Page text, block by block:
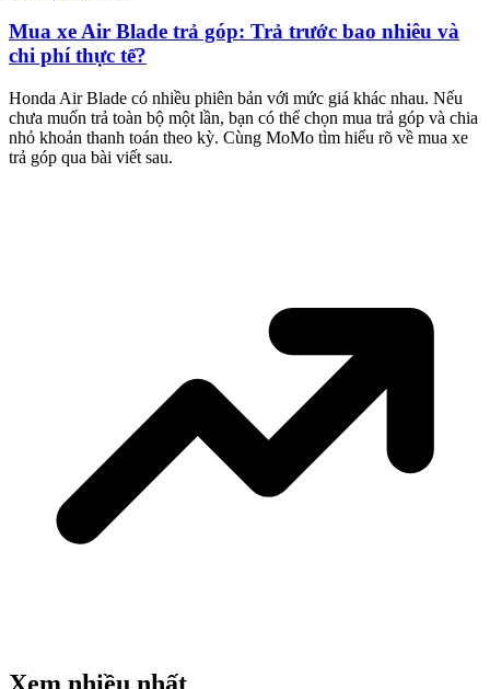
Mua xe Air Blade trả góp: Trả trước bao nhiêu và
chi phí thực tế?
Honda Air Blade có nhiều phiên bản với mức giá khác nhau. Nếu
chưa muốn trả toàn bộ một lần, bạn có thể chọn mua trả góp và chia
nhỏ khoản thanh toán theo kỳ. Cùng MoMo tìm hiểu rõ về mua xe
trả góp qua bài viết sau.
Xem nhiều nhất